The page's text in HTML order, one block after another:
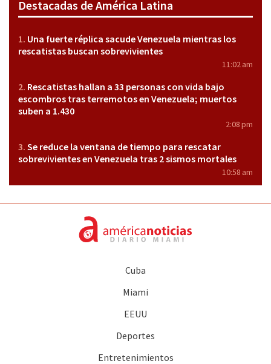
Destacadas de América Latina
Una fuerte réplica sacude Venezuela mientras los
rescatistas buscan sobrevivientes
11:02 am
Rescatistas hallan a 33 personas con vida bajo
escombros tras terremotos en Venezuela; muertos
suben a 1.430
2:08 pm
Se reduce la ventana de tiempo para rescatar
sobrevivientes en Venezuela tras 2 sismos mortales
10:58 am
Cuba
Miami
EEUU
Deportes
Entretenimientos